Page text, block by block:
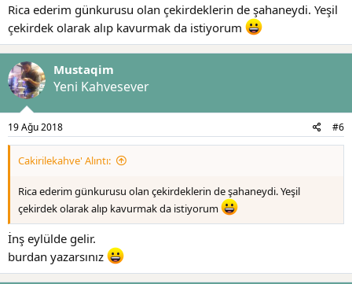
Rica ederim günkurusu olan çekirdeklerin de şahaneydi. Yeşil
çekirdek olarak alıp kavurmak da istiyorum
Mustaqim
Yeni Kahvesever
19 Ağu 2018 #6
Cakirilekahve' Alıntı:
Rica ederim günkurusu olan çekirdeklerin de şahaneydi. Yeşil
çekirdek olarak alıp kavurmak da istiyorum
İnş eylülde gelir.
burdan yazarsınız